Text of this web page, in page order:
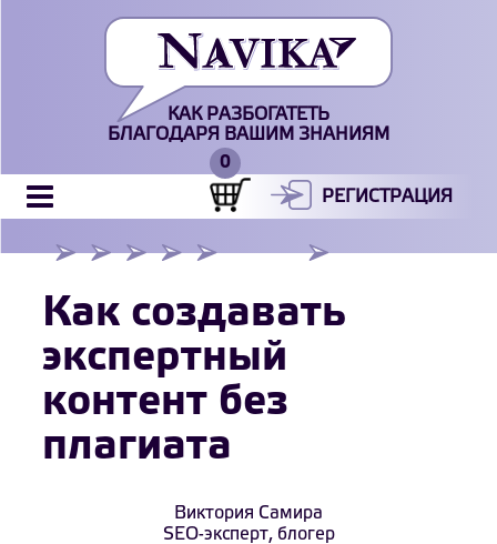
КАК РАЗБОГАТЕТЬ
БЛАГОДАРЯ ВАШИМ ЗНАНИЯМ
РЕГИСТРАЦИЯ
Как создавать
экспертный
контент без
плагиата
Виктория Самира
SEO-эксперт, блогер